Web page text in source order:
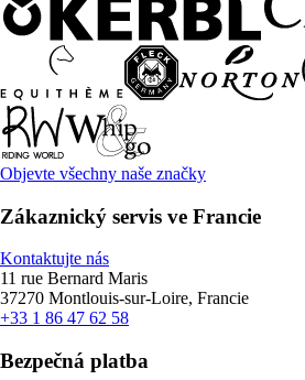
Objevte všechny naše značky
Zákaznický servis ve Francie
Kontaktujte nás
11 rue Bernard Maris
37270 Montlouis-sur-Loire, Francie
+33 1 86 47 62 58
Bezpečná platba